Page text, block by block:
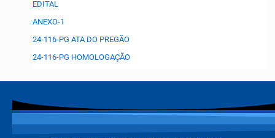
EDITAL
ANEXO-1
24-116-PG ATA DO PREGÃO
24-116-PG HOMOLOGAÇÃO